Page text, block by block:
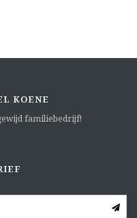
KOENE
familiebedrijf!